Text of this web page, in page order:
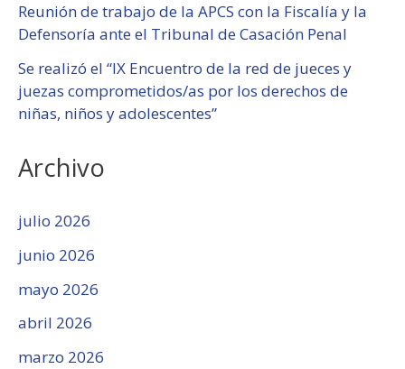
Reunión de trabajo de la APCS con la Fiscalía y la
Defensoría ante el Tribunal de Casación Penal
Se realizó el “IX Encuentro de la red de jueces y
juezas comprometidos/as por los derechos de
niñas, niños y adolescentes”
Archivo
julio 2026
junio 2026
mayo 2026
abril 2026
marzo 2026